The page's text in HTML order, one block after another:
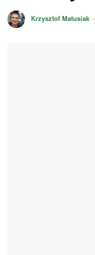
Krzysztof Matusiak